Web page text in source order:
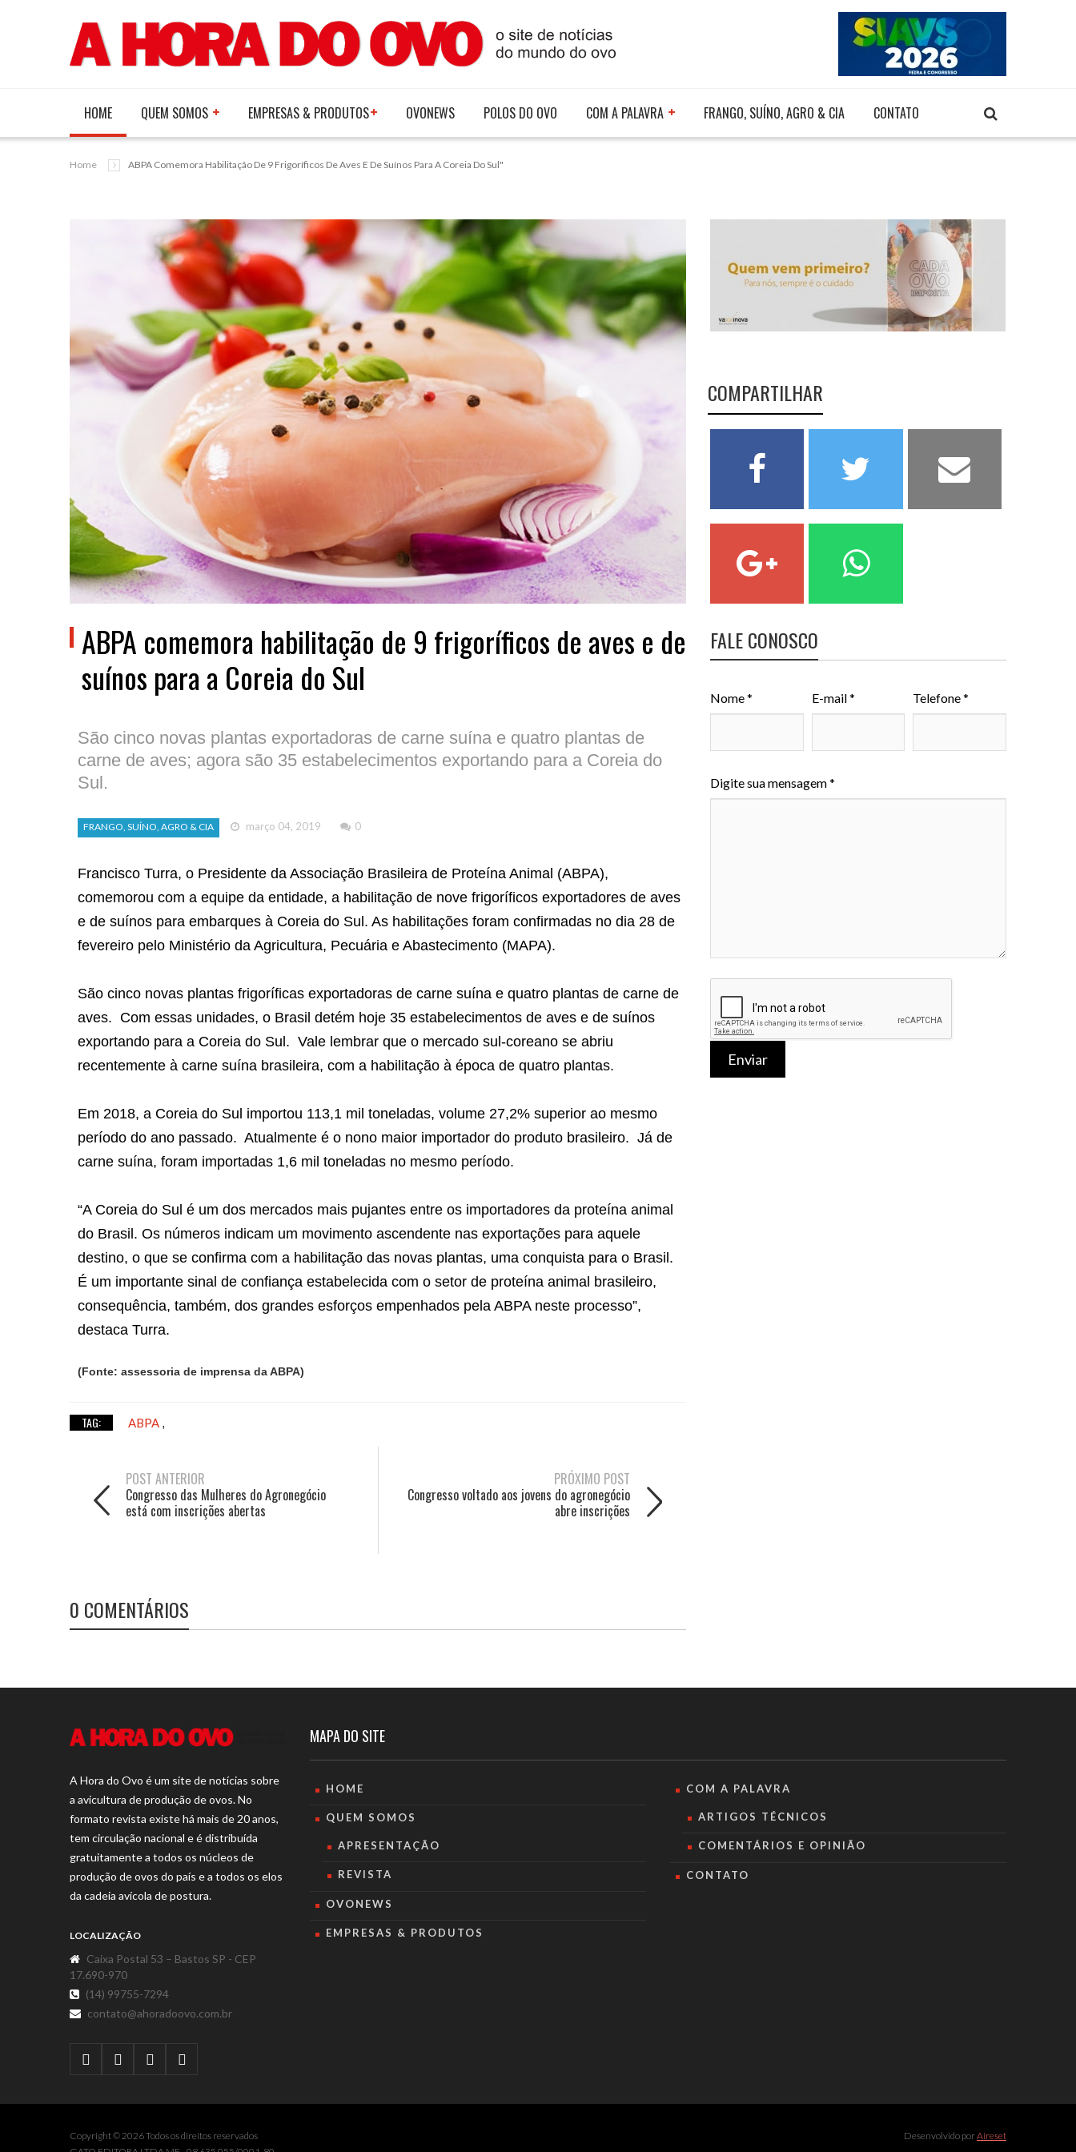
HOME QUEM SOMOS EMPRESAS & PRODUTOS OVONEWS POLOS DO OVO COM A PALAVRA FRANGO, SUÍNO, AGRO & CIA CONTATO
Home ABPA Comemora Habilitação De 9 Frigoríficos De Aves E De Suínos Para A Coreia Do Sul"
ABPA comemora habilitação de 9 frigoríficos de aves e de
suínos para a Coreia do Sul
São cinco novas plantas exportadoras de carne suína e quatro plantas de
carne de aves; agora são 35 estabelecimentos exportando para a Coreia do
Sul.
FRANGO, SUÍNO, AGRO & CIA março 04, 2019 0
Francisco Turra, o Presidente da Associação Brasileira de Proteína Animal (ABPA),
comemorou com a equipe da entidade, a habilitação de nove frigoríficos exportadores de aves
e de suínos para embarques à Coreia do Sul. As habilitações foram confirmadas no dia 28 de
fevereiro pelo Ministério da Agricultura, Pecuária e Abastecimento (MAPA).
São cinco novas plantas frigoríficas exportadoras de carne suína e quatro plantas de carne de
aves. Com essas unidades, o Brasil detém hoje 35 estabelecimentos de aves e de suínos
exportando para a Coreia do Sul. Vale lembrar que o mercado sul-coreano se abriu
recentemente à carne suína brasileira, com a habilitação à época de quatro plantas.
Em 2018, a Coreia do Sul importou 113,1 mil toneladas, volume 27,2% superior ao mesmo
período do ano passado. Atualmente é o nono maior importador do produto brasileiro. Já de
carne suína, foram importadas 1,6 mil toneladas no mesmo período.
“A Coreia do Sul é um dos mercados mais pujantes entre os importadores da proteína animal
do Brasil. Os números indicam um movimento ascendente nas exportações para aquele
destino, o que se confirma com a habilitação das novas plantas, uma conquista para o Brasil.
É um importante sinal de confiança estabelecida com o setor de proteína animal brasileiro,
consequência, também, dos grandes esforços empenhados pela ABPA neste processo”,
destaca Turra.
(Fonte: assessoria de imprensa da ABPA)
TAG: ABPA ,
POST ANTERIOR
Congresso das Mulheres do Agronegócio
está com inscrições abertas
PRÓXIMO POST
Congresso voltado aos jovens do agronegócio
abre inscrições
0 COMENTÁRIOS
COMPARTILHAR
FALE CONOSCO
Nome * E-mail * Telefone *
Digite sua mensagem *
Enviar
A Hora do Ovo é um site de notícias sobre
a avicultura de produção de ovos. No
formato revista existe há mais de 20 anos,
tem circulação nacional e é distribuída
gratuitamente a todos os núcleos de
produção de ovos do país e a todos os elos
da cadeia avícola de postura.
LOCALIZAÇÃO
Caixa Postal 53 – Bastos SP - CEP
17.690-970
(14) 99755-7294
contato@ahoradoovo.com.br
MAPA DO SITE
HOME
QUEM SOMOS
APRESENTAÇÃO
REVISTA
OVONEWS
EMPRESAS & PRODUTOS
COM A PALAVRA
ARTIGOS TÉCNICOS
COMENTÁRIOS E OPINIÃO
CONTATO
Copyright © 2026 Todos os direitos reservados Desenvolvido porAireset